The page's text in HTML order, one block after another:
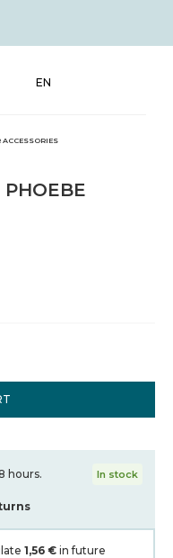
EN
ACCESSORIES
PHOEBE
hours. In stock
1,56 € in future